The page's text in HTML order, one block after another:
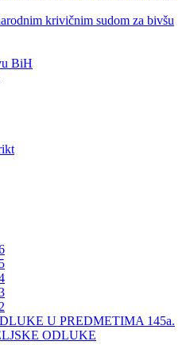
krivičnim sudom za bivšu
BiH
U PREDMETIMA 145a.
ODLUKE